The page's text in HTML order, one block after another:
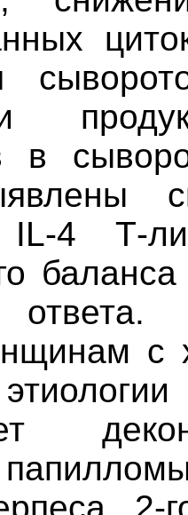
в
IL-4 Т-
ответа.
с